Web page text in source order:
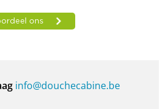
info@douchecabine.be